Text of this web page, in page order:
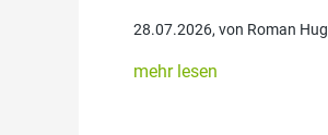
28.07.2026, von Roman Hug
mehr lesen